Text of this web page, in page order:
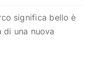
significa bello è
di una nuova